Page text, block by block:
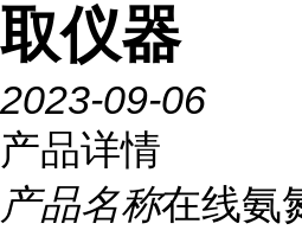
取仪器
2023-09-06
产品详情
产品名称在线氨